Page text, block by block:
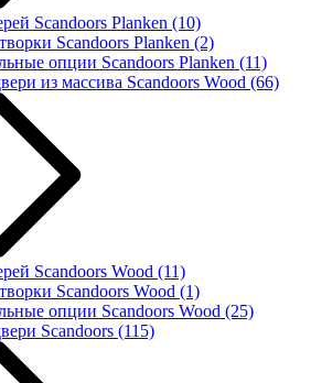
Scandoors Planken (10)
Scandoors Planken (2)
опции Scandoors Planken (11)
из массива Scandoors Wood (66)
Scandoors Wood (11)
Scandoors Wood (1)
опции Scandoors Wood (25)
Scandoors (115)